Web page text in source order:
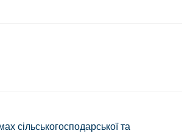
сільськогосподарської та